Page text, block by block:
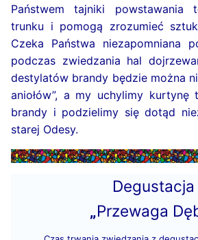
Państwem tajniki powstawania
trunku i pomogą zrozumieć
Czeka Państwa niezapomniana
podczas zwiedzania hal
destylatów brandy będzie można
aniołów”, a my uchylimy kurtynę
brandy i podzielimy się dotąd
starej Odesy.
Degustacja
„Przewaga